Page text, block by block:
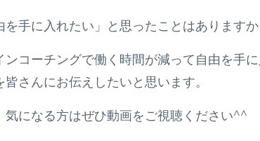
を手に入れたい」と思ったことはありますか
ンコーチングで働く時間が減って自由を手
さんにお伝えしたいと思います。
気になる方はぜひ動画をご視聴ください^^